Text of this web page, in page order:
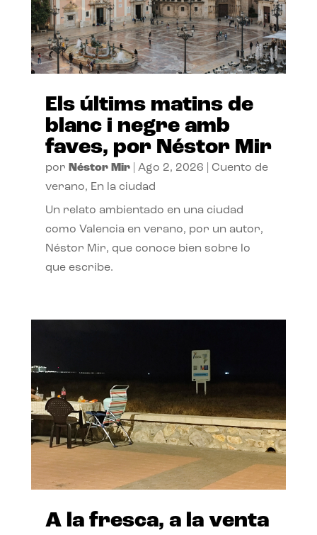
Els últims matins de
blanc i negre amb
faves, por Néstor Mir
por Néstor Mir| Ago 2, 2026
Cuento de
verano, En la ciudad
Un relato ambientado en una ciudad
como Valencia en verano, por un autor,
Néstor Mir, que conoce bien sobre lo
que escribe.
A la fresca, a la venta